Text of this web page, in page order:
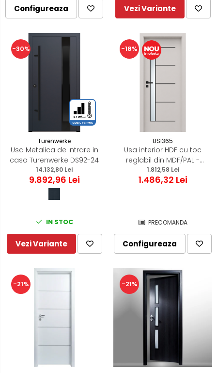
Configureaza Vezi Variante
-30%
Turenwerke
Usa Metalica de intrare in
casa Turenwerke DS92-24
14.132,80 Lei
9.892,96 Lei
IN STOC
Vezi Variante
-18%
USI365
Usa interior HDF cu toc
reglabil din MDF/PAL -
Colectia STENOIR Casmir
7.5
1.812,58 Lei
1.486,32 Lei
PRECOMANDA
Configureaza
-21% -21%